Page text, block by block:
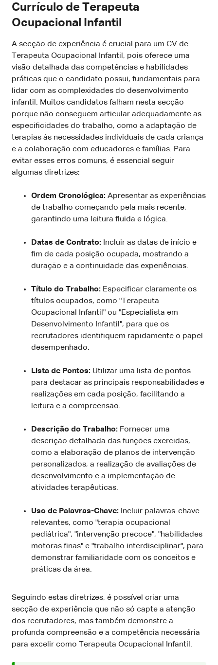
Currículo de Terapeuta
Ocupacional Infantil
A secção de experiência é crucial para um CV de
Terapeuta Ocupacional Infantil, pois oferece uma
visão detalhada das competências e habilidades
práticas que o candidato possui, fundamentais para
lidar com as complexidades do desenvolvimento
infantil. Muitos candidatos falham nesta secção
porque não conseguem articular adequadamente as
especificidades do trabalho, como a adaptação de
terapias às necessidades individuais de cada criança
e a colaboração com educadores e famílias. Para
evitar esses erros comuns, é essencial seguir
algumas diretrizes:
Ordem Cronológica: Apresentar as experiências
de trabalho começando pela mais recente,
garantindo uma leitura fluida e lógica.
Datas de Contrato: Incluir as datas de início e
fim de cada posição ocupada, mostrando a
duração e a continuidade das experiências.
Título do Trabalho: Especificar claramente os
títulos ocupados, como "Terapeuta
Ocupacional Infantil" ou "Especialista em
Desenvolvimento Infantil", para que os
recrutadores identifiquem rapidamente o papel
desempenhado.
Lista de Pontos: Utilizar uma lista de pontos
para destacar as principais responsabilidades e
realizações em cada posição, facilitando a
leitura e a compreensão.
Descrição do Trabalho: Fornecer uma
descrição detalhada das funções exercidas,
como a elaboração de planos de intervenção
personalizados, a realização de avaliações de
desenvolvimento e a implementação de
atividades terapêuticas.
Uso de Palavras-Chave: Incluir palavras-chave
relevantes, como "terapia ocupacional
pediátrica", "intervenção precoce", "habilidades
motoras finas" e "trabalho interdisciplinar", para
demonstrar familiaridade com os conceitos e
práticas da área.
Seguindo estas diretrizes, é possível criar uma
secção de experiência que não só capte a atenção
dos recrutadores, mas também demonstre a
profunda compreensão e a competência necessária
para excelir como Terapeuta Ocupacional Infantil.